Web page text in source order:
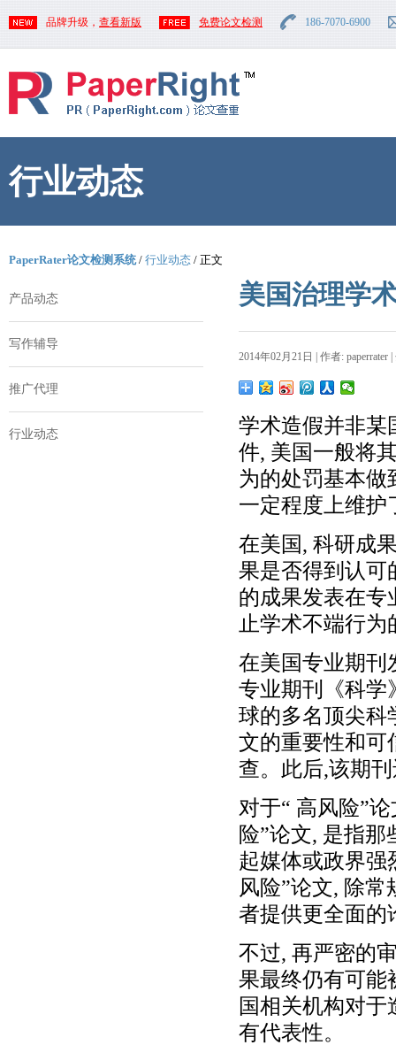
品牌升级， 查看新版 免费论文检测 186-7070-6900
行业动态
PaperRater论文检测系统/ 行业动态 / 正文
产品动态
写作辅导
推广代理
行业动态
美国治理学
2014年02月21日 | 作者: paperrater
学术造假并非某
件, 美国一般将
为的处罚基本做
一定程度上维护
在美国, 科研成
果是否得到认可
的成果发表在专
止学术不端行
在美国专业期刊
专业期刊《科学
球的多名顶尖科
文的重要性和可
查。此后,该期
对于“ 高风险”
险”论文, 是指
起媒体或政界强
风险”论文, 除
者提供更全面的
不过, 再严密的
果最终仍有可能
国相关机构对于
有代表性。